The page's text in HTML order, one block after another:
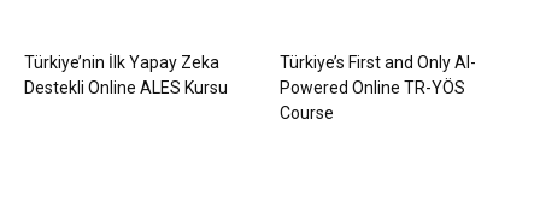
Türkiye’nin İlk Yapay Zeka
Destekli Online ALES Kursu
Türkiye’s First and Only AI-
Powered Online TR-YÖS
Course